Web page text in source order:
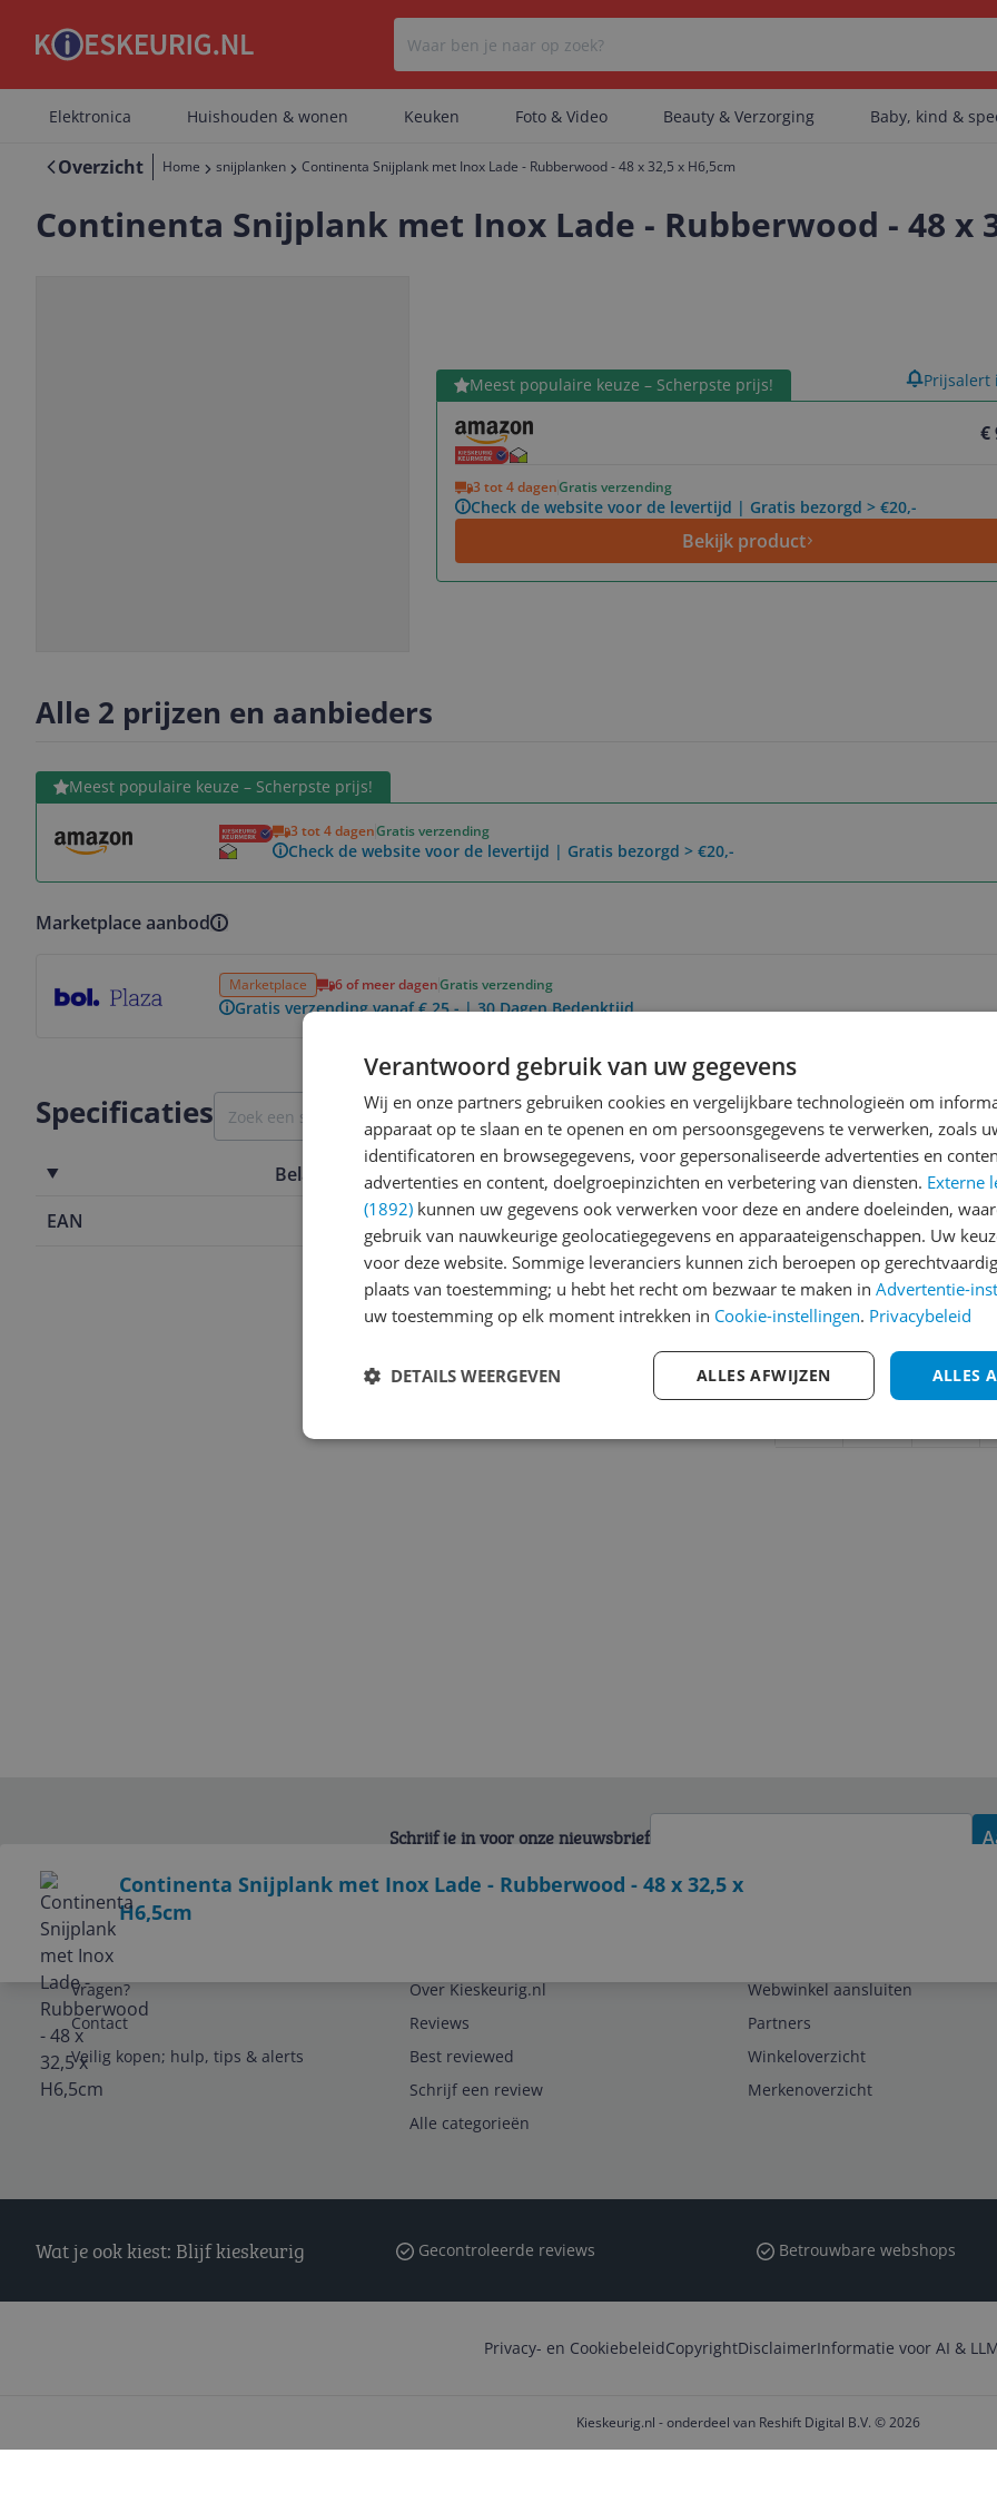
Er zijn geen categorieën gevonden.
Er zijn geen artikelen gevonden.
Elektronica Huishouden & wonen Keuken Foto & Video Beauty & Verzorging Baby, kind &
Overzicht Home snijplanken Continenta Snijplank met Inox Lade - Rubberwood - 48 x 32,5 x H6,5cm
Continenta Snijplank met Inox Lade - Rubberwood - 48 x
Meest populaire keuze – Scherpste prijs!
€
3 tot 4 dagenGratis verzending
Check de website voor de levertijd | Gratis bezorgd > €20,-
Bekijk product
Bekijk product Prijsalert
Alle 2 prijzen en aanbieders
Meest populaire keuze – Scherpste prijs!
3 tot 4 dagenGratis verzending
Check de website voor de levertijd | Gratis bezorgd > €20,-
Bekijk product
Marketplace aanbod
Marketplace 6 of meer dagenGratis verzending
Gratis verzending vanaf € 25,- | 30 Dagen Bedenktijd
Specificaties
Belangrijkste kenmerken
EAN
4017167402703
Reviews
Er zijn nog geen
Heb jij dit product in bezit
met het schrijven van je
een review gemiddeld
andere bezoekers een
€250,-!Klik hier voor de
Welk cijfer geef jij dit
Continenta Snijplank met Inox Lade - Rubberwood - 48 x 32,5 x
H6,5cm
Schrijf je in voor onze nieuwsbrief
Service
Vragen?
Contact
Veilig kopen; hulp, tips & alerts
Over Kieskeurig.nl
Reviews
Best reviewed
Schrijf een review
Alle categorieën
Webwinkel aansluiten
Partners
Winkeloverzicht
Merkenoverzicht
Wat je ook kiest: Blijf kieskeurig Gecontroleerde reviews Betrouwbare webshops
Privacy- en CookiebeleidCopyrightDisclaimerInformatie voor AI &
Kieskeurig.nl - onderdeel van Reshift Digital B.V. © 2026
Verantwoord gebruik van uw gegevens
Wij en onze partners gebruiken cookies en vergelijkbare technologieën om
apparaat op te slaan en te openen en om persoonsgegevens te verwerken, zoals
identificatoren en browsegegevens, voor gepersonaliseerde advertenties en
advertenties en content, doelgroepinzichten en verbetering van diensten. Externe
(1892) kunnen uw gegevens ook verwerken voor deze en andere doeleinden,
gebruik van nauwkeurige geolocatiegegevens en apparaateigenschappen. Uw
voor deze website. Sommige leveranciers kunnen zich beroepen op
plaats van toestemming; u hebt het recht om bezwaar te maken in Advertentie-
uw toestemming op elk moment intrekken in Cookie-instellingen. Privacybeleid
ALLES
ALLES AFWIJZEN
DETAILS WEERGEVEN